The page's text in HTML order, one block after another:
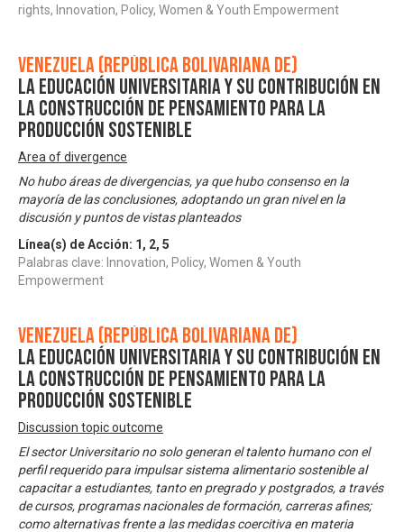
rights, Innovation, Policy, Women & Youth Empowerment
Venezuela (República Bolivariana de)
La Educación Universitaria y su contribución en
la construcción de pensamiento para la
producción sostenible
Area of divergence
No hubo áreas de divergencias, ya que hubo consenso en la
mayoría de las conclusiones, adoptando un gran nivel en la
discusión y puntos de vistas planteados
Línea(s) de Acción: 1 , 2, 5
Palabras clave: Innovation, Policy, Women & Youth
Empowerment
Venezuela (República Bolivariana de)
La Educación Universitaria y su contribución en
la construcción de pensamiento para la
producción sostenible
Discussion topic outcome
El sector Universitario no solo generan el talento humano con el
perfil requerido para impulsar sistema alimentario sostenible al
capacitar a estudiantes, tanto en pregrado y postgrados, a través
de cursos, programas nacionales de formación, carreras afines;
como alternativas frente a las medidas coercitiva en materia